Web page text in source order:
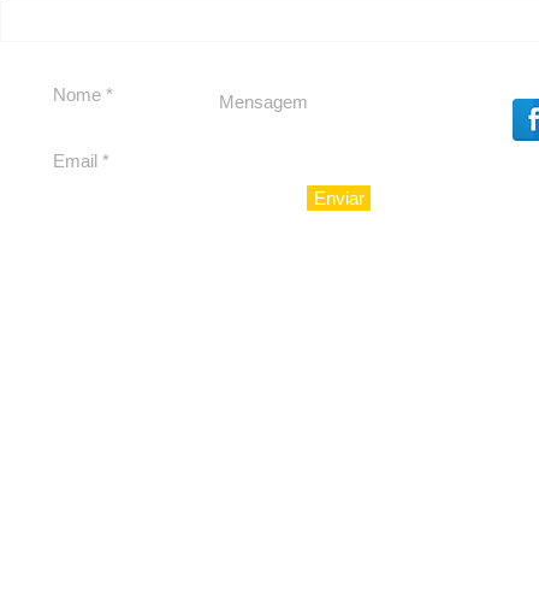
reforçam apoio a
Cláudio Mitidieri
Enviar